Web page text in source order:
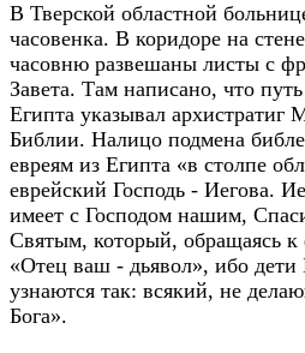
В Тверской областной
часовенка. В коридоре на
часовню развешаны листы с
Завета. Там написано, что
Египта указывал архистратиг
Библии. Налицо подмена
евреям из Египта «в столпе
еврейский Господь - Иегова.
имеет с Господом нашим,
Святым, который, обращаясь к
«Отец ваш - дьявол», ибо
узнаются так: всякий, не
Бога».